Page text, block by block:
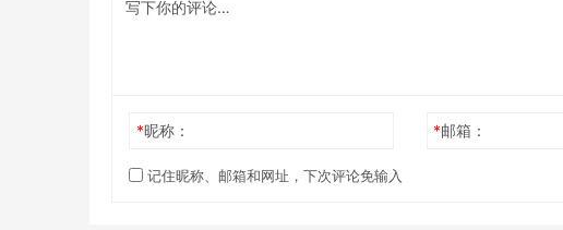
*昵称： *邮箱：
记住昵称、邮箱和网址，下次评论免输入